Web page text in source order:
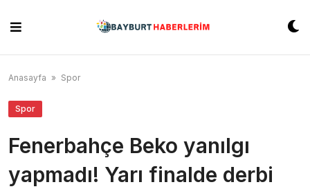
content
Anasayfa » Spor
Spor
Fenerbahçe Beko yanılgı
yapmadı! Yarı finalde derbi